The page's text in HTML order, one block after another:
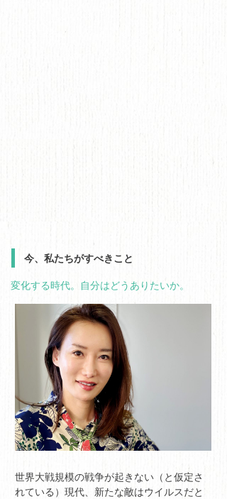
今、私たちがすべきこと
変化する時代。自分はどうありたいか。
世界大戦規模の戦争が起きない（と仮定さ
れている）現代、新たな敵はウイルスだと